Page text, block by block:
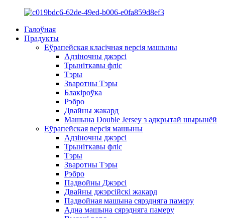
Галоўная
Прадукты
Еўрапейская класічная версія машыны
Адзіночны джэрсі
Трыніткавы фліс
Тэры
Зваротны Тэры
Блакіроўка
Рэбро
Двайны жакард
Машына Double Jersey з адкрытай шырынёй
Еўрапейская версія машыны
Адзіночны джэрсі
Трыніткавы фліс
Тэры
Зваротны Тэры
Рэбро
Падвойны Джэрсі
Двайны джэрсійскі жакард
Падвойная машына сярэдняга памеру
Адна машына сярэдняга памеру